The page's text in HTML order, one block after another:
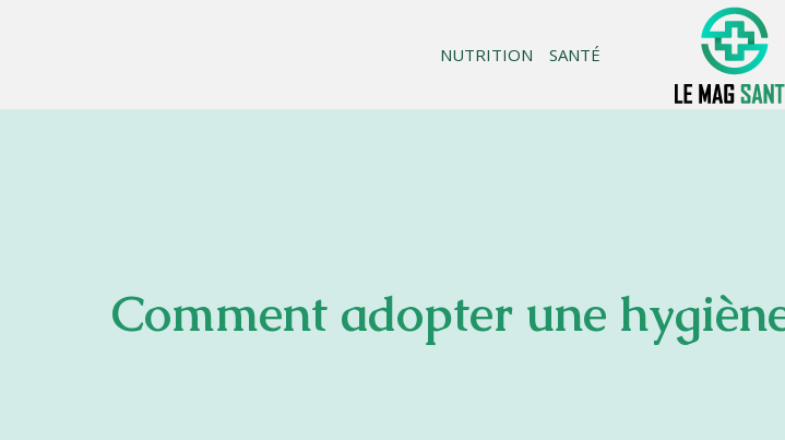
SANTÉ
NUTRITION
Comment adopter une